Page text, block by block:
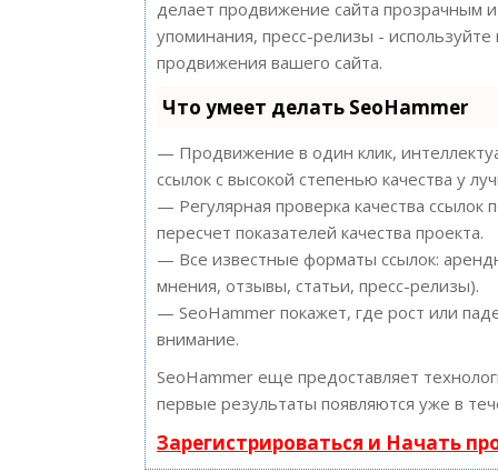
делает продвижение сайта прозрачным
упоминания, пресс-релизы -
продвижения вашего сайта.
Что умеет делать SeoHammer
— Продвижение в один клик,
ссылок с высокой степенью качества у
— Регулярная проверка качества
пересчет показателей качества проекта.
— Все известные форматы ссылок:
мнения, отзывы, статьи, пресс-релизы).
— SeoHammer покажет, где рост или
внимание.
SeoHammer еще предоставляет
первые результаты появляются уже в
Зарегистрироваться и Начать